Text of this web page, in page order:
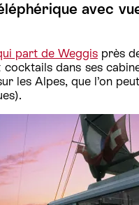
avec
part de Weggis près
dans ses
les Alpes, que l’on